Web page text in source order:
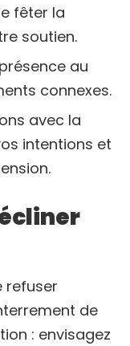
fêter la
soutien.
au
connexes.
avec la
intentions et
refuser
de
: envisagez